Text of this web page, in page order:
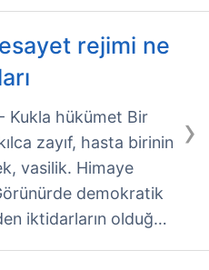
rejimi ne
›
Kukla hükümet Bir
zayıf, hasta birinin
vasilik. Himaye
demokratik
iktidarların olduğ…